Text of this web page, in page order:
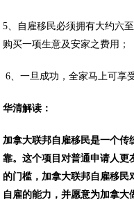
5、自雇移民必须拥有大约六
购买一项生意及安家之费用；
6、一旦成功，全家马上可享
华清解读：
加拿大联邦自雇移民是一个
靠。这个项目对普通申请人更
的门槛，加拿大联邦自雇移
自雇的能力，并愿意为加拿大